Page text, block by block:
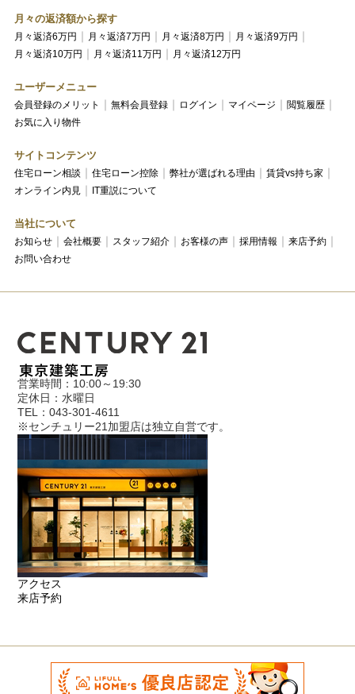
月々の返済額から探す
月々返済6万円 月々返済7万円 月々返済8万円
月々返済9万円
月々返済10万円
月々返済11万円 月々返済12万円
ユーザーメニュー
会員登録のメリット 無料会員登録 ログイン マイページ
閲覧履歴
お気に入り物件
サイトコンテンツ
住宅ローン相談 住宅ローン控除 弊社が選ばれる理由
賃貸vs持ち家
オンライン内見
IT重説について
当社について
お知らせ 会社概要 スタッフ紹介 お客様の声 採用情報
来店予約
お問い合わせ
営業時間：10:00～19:30
定休日：水曜日
TEL：043-301-4611
※センチュリー21加盟店は独立自営です。
アクセス
来店予約